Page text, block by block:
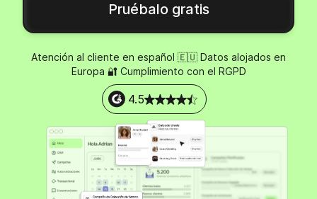
Pruébalo gratis
Atención al cliente en español 🇪🇺 Datos alojados en
Europa 🔐 Cumplimiento con el RGPD
4.5